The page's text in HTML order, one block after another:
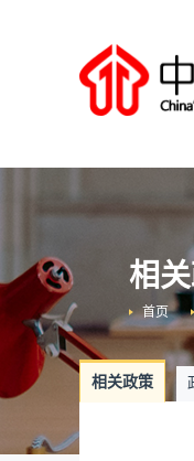
相
首页
相关政策